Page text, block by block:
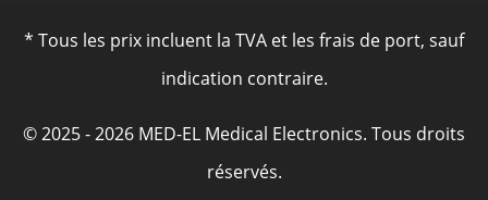
* Tous les prix incluent la TVA et les frais de port, sauf
indication contraire.
© 2025 - 2026 MED-EL Medical Electronics. Tous droits
réservés.